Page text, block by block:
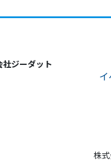
社ジーダット
株